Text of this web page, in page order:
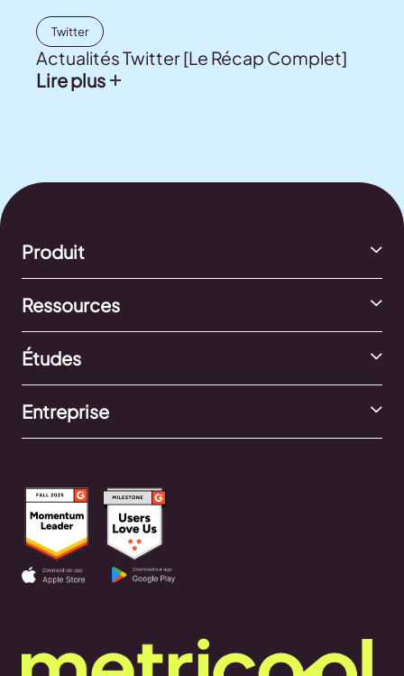
Twitter
Actualités Twitter [Le Récap Complet]
Lire plus
Produit
Ressources
Études
Entreprise